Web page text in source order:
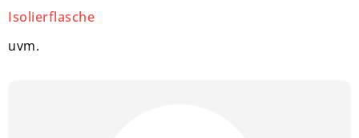
Isolierflasche
uvm.